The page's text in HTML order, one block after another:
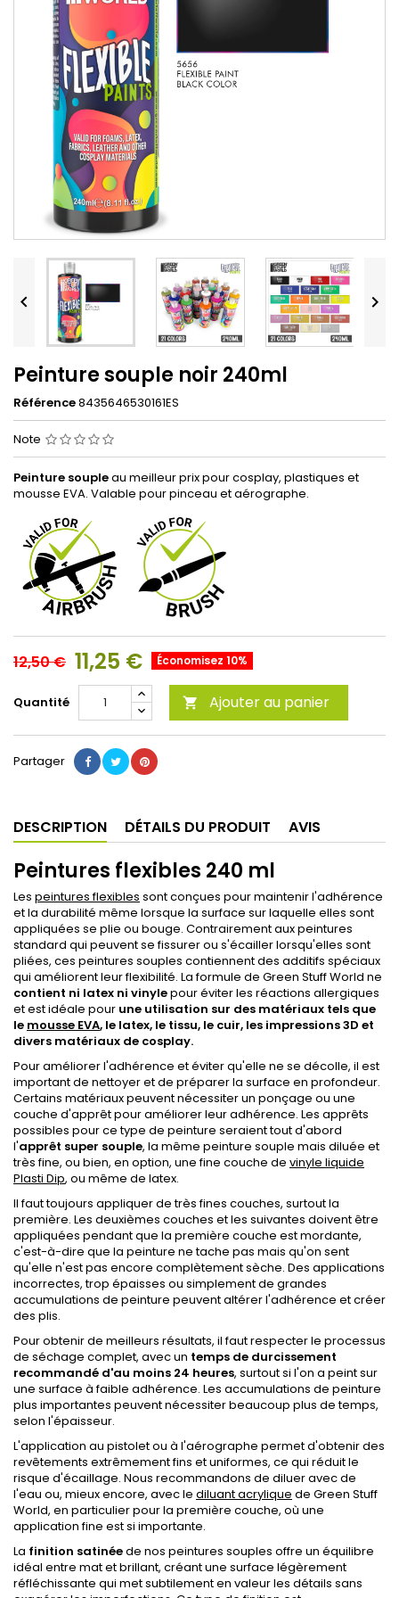
 
Peinture souple noir 240ml
Référence8435646530161ES
Note
Peinture soupleau meilleur prix pour cosplay, plastiques et
mousse EVA. Valable pour pinceau et aérographe.
12,50 € 11,25 € Économisez 10%
Quantité  Ajouter au panier
Partager
DESCRIPTION DÉTAILS DU PRODUIT AVIS
Peintures flexibles 240 ml
Les peintures flexibles sont conçues pour maintenir l'adhérence
et la durabilité même lorsque la surface sur laquelle elles sont
appliquées se plie ou bouge. Contrairement aux peintures
standard qui peuvent se fissurer ou s'écailler lorsqu'elles sont
pliées, ces peintures souples contiennent des additifs spéciaux
qui améliorent leur flexibilité. La formule de Green Stuff World ne
contient ni latex ni vinylepour éviter les réactions allergiques
et est idéale pour une utilisation sur des matériaux tels que
le mousse EVA, le latex, le tissu, le cuir, les impressions 3D et
divers matériaux de cosplay.
Pour améliorer l'adhérence et éviter qu'elle ne se décolle, il est
important de nettoyer et de préparer la surface en profondeur.
Certains matériaux peuvent nécessiter un ponçage ou une
couche d'apprêt pour améliorer leur adhérence. Les apprêts
possibles pour ce type de peinture seraient tout d'abord
l'apprêt super souple, la même peinture souple mais diluée et
très fine, ou bien, en option, une fine couche de vinyle liquide
Plasti Dip, ou même de latex.
Il faut toujours appliquer de très fines couches, surtout la
première. Les deuxièmes couches et les suivantes doivent être
appliquées pendant que la première couche est mordante,
c'est-à-dire que la peinture ne tache pas mais qu'on sent
qu'elle n'est pas encore complètement sèche. Des applications
incorrectes, trop épaisses ou simplement de grandes
accumulations de peinture peuvent altérer l'adhérence et créer
des plis.
Pour obtenir de meilleurs résultats, il faut respecter le processus
de séchage complet, avec un temps de durcissement
recommandé d'au moins 24 heures, surtout si l'on a peint sur
une surface à faible adhérence. Les accumulations de peinture
plus importantes peuvent nécessiter beaucoup plus de temps,
selon l'épaisseur.
L'application au pistolet ou à l'aérographe permet d'obtenir des
revêtements extrêmement fins et uniformes, ce qui réduit le
risque d'écaillage. Nous recommandons de diluer avec de
l'eau ou, mieux encore, avec le diluant acrylique de Green Stuff
World, en particulier pour la première couche, où une
application fine est si importante.
La finition satinéede nos peintures souples offre un équilibre
idéal entre mat et brillant, créant une surface légèrement
réfléchissante qui met subtilement en valeur les détails sans